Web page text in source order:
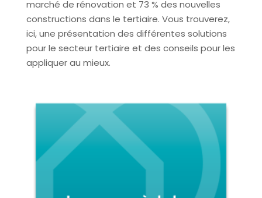
marché de rénovation et 73 % des nouvelles
constructions dans le tertiaire. Vous trouverez,
ici, une présentation des différentes solutions
pour le secteur tertiaire et des conseils pour les
appliquer au mieux.